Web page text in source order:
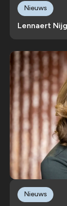
Lennaert
Nieuws
Nieuws